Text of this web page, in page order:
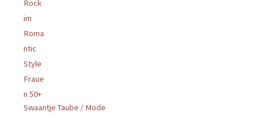
Swaantje Taube / Mode